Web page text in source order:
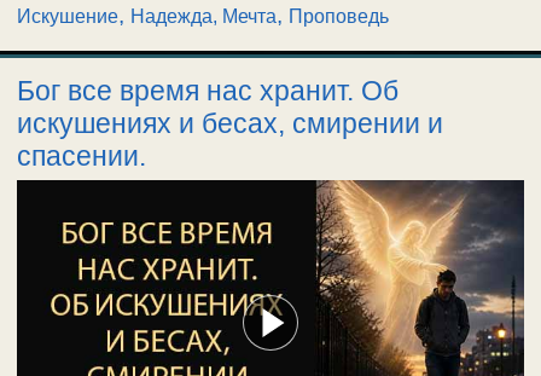
Искушение, Надежда, Мечта, Проповедь
Бог все время нас хранит. Об
искушениях и бесах, смирении и
спасении.